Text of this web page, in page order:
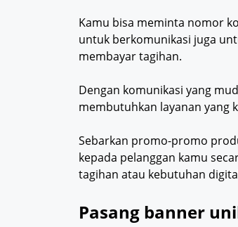
Kamu bisa meminta nomor
untuk berkomunikasi juga
membayar tagihan.
Dengan komunikasi yang
membutuhkan layanan yang
Sebarkan promo-promo
kepada pelanggan kamu
tagihan atau kebutuhan
Pasang banner